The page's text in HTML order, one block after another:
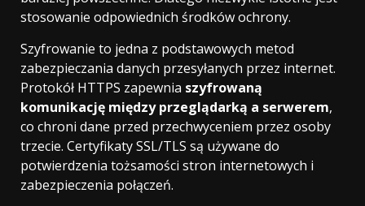
stosowanie odpowiednich środków ochrony.
Szyfrowanie to jedna z podstawowych metod
zabezpieczania danych przesyłanych przez internet.
Protokół HTTPS zapewnia szyfrowaną
komunikację między przeglądarką a serwerem,
co chroni dane przed przechwyceniem przez osoby
trzecie. Certyfikaty SSL/TLS są używane do
potwierdzenia tożsamości stron internetowych i
zabezpieczenia połączeń.